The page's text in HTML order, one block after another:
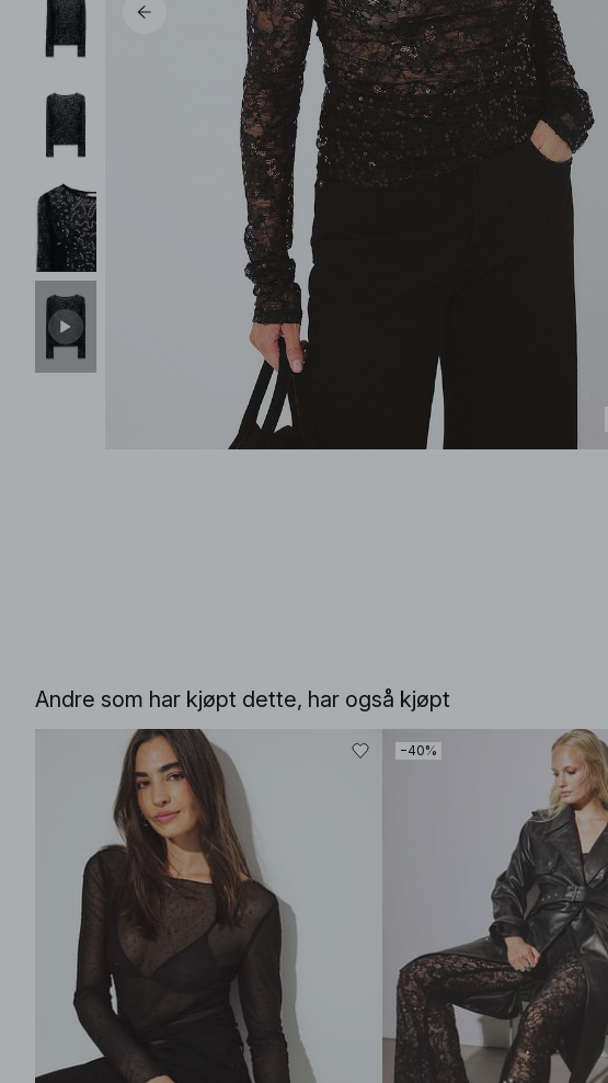
Andre som har kjøpt dette, har også kjøpt
−40%